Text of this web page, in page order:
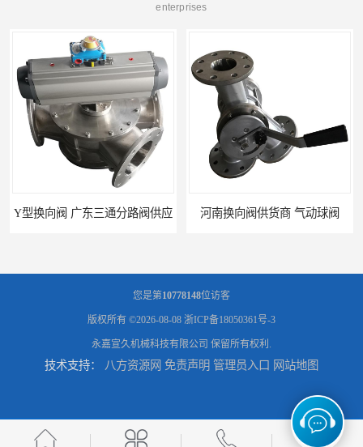
enterprises
Y型换向阀 广东三通分路阀供应 河南换向阀供货商 气动球阀
河北气动球阀厂家 Y型换向阀 广东管路换向器公司 粉体分路阀
您是第10778148位访客
版权所有 ©2026-08-08 浙ICP备18050361号-3
永嘉宣久机械科技有限公司 保留所有权利.
技术支持： 八方资源网 免责声明 管理员入口 网站地图